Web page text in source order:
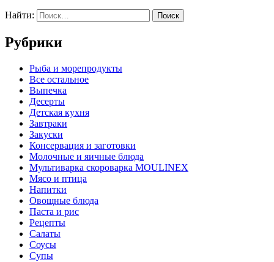
Найти:
Рубрики
Pыба и морепродукты
Все остальное
Выпечка
Десерты
Детская кухня
Завтраки
Закуски
Консервация и заготовки
Молочные и яичные блюда
Мультиварка скороварка MOULINEX
Мясо и птица
Напитки
Овощные блюда
Паста и рис
Рецепты
Салаты
Соусы
Супы